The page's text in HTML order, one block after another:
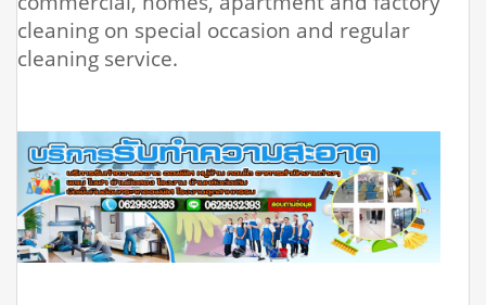
cleaning on special occasion and regular
cleaning service.